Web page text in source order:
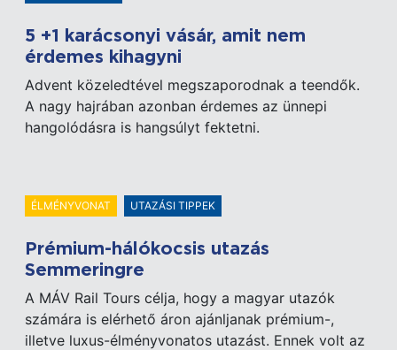
5 +1 karácsonyi vásár, amit nem
érdemes kihagyni
Advent közeledtével megszaporodnak a teendők.
A nagy hajrában azonban érdemes az ünnepi
hangolódásra is hangsúlyt fektetni.
ÉLMÉNYVONAT UTAZÁSI TIPPEK
Prémium-hálókocsis utazás
Semmeringre
A MÁV Rail Tours célja, hogy a magyar utazók
számára is elérhető áron ajánljanak prémium-,
illetve luxus-élményvonatos utazást. Ennek volt az